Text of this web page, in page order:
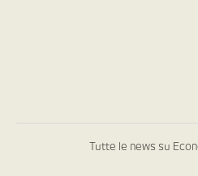
Tutte le news su